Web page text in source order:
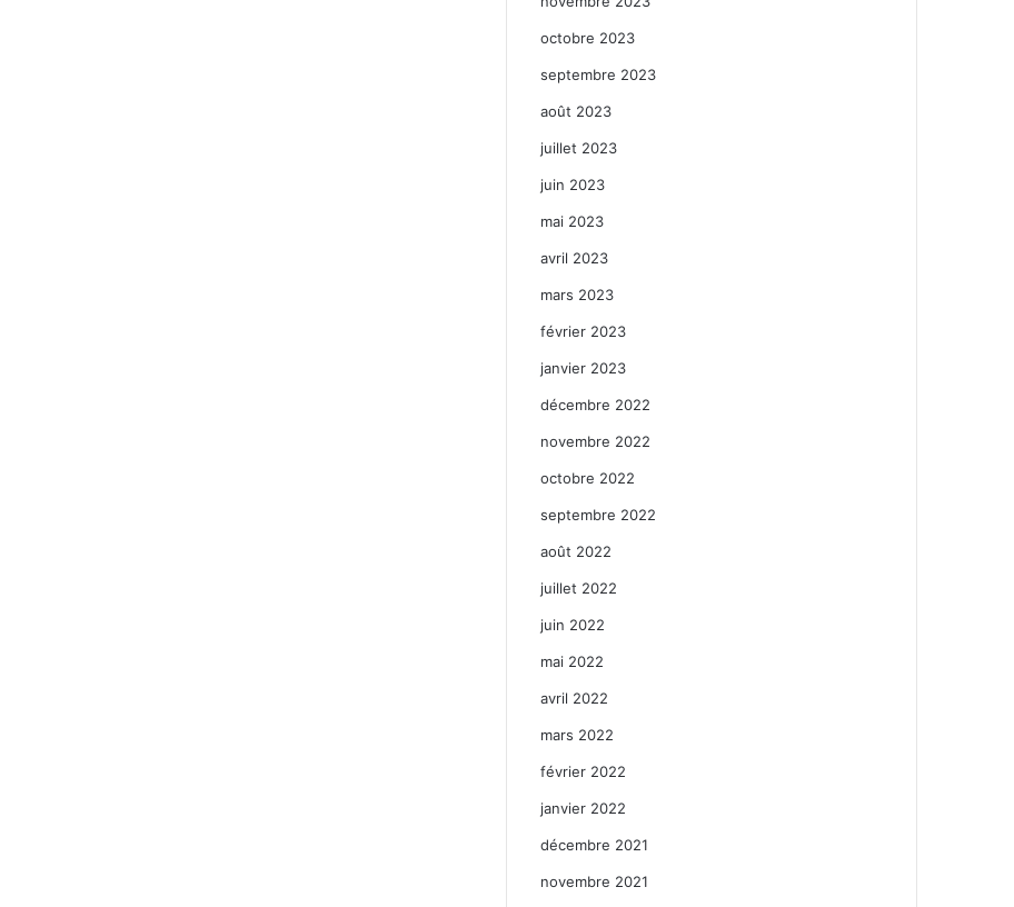
octobre 2023
septembre 2023
août 2023
juillet 2023
juin 2023
mai 2023
avril 2023
mars 2023
février 2023
janvier 2023
décembre 2022
novembre 2022
octobre 2022
septembre 2022
août 2022
juillet 2022
juin 2022
mai 2022
avril 2022
mars 2022
février 2022
janvier 2022
décembre 2021
novembre 2021